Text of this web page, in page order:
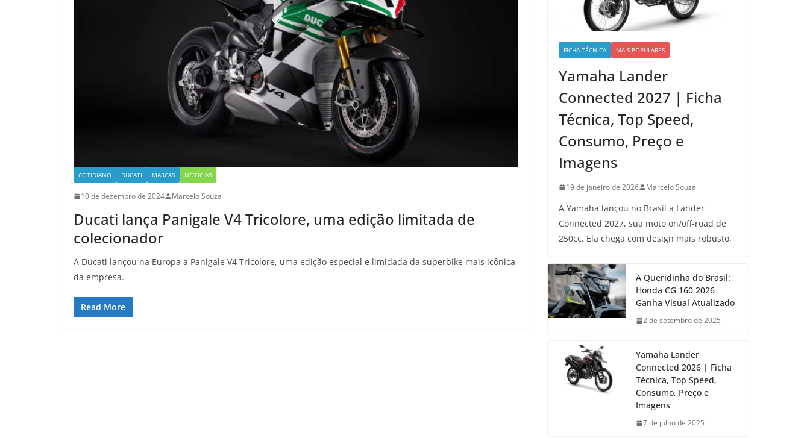
COTIDIANO DUCATI MARCAS NOTÍCIAS
10 de dezembro de 2024 Marcelo Souza
Ducati lança Panigale V4 Tricolore, uma edição limitada de
colecionador
A Ducati lançou na Europa a Panigale V4 Tricolore, uma edição especial e limidada da superbike mais icônica
da empresa.
Read More
FICHA TÉCNICA MAIS POPULARES
Yamaha Lander
Connected 2027 | Ficha
Técnica, Top Speed,
Consumo, Preço e
Imagens
19 de janeiro de 2026 Marcelo Souza
A Yamaha lançou no Brasil a Lander
Connected 2027, sua moto on/off-road de
250cc. Ela chega com design mais robusto,
A Queridinha do Brasil:
Honda CG 160 2026
Ganha Visual Atualizado
2 de setembro de 2025
Yamaha Lander
Connected 2026 | Ficha
Técnica, Top Speed,
Consumo, Preço e
Imagens
7 de julho de 2025